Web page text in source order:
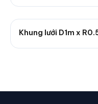
Khung lưới D1m x